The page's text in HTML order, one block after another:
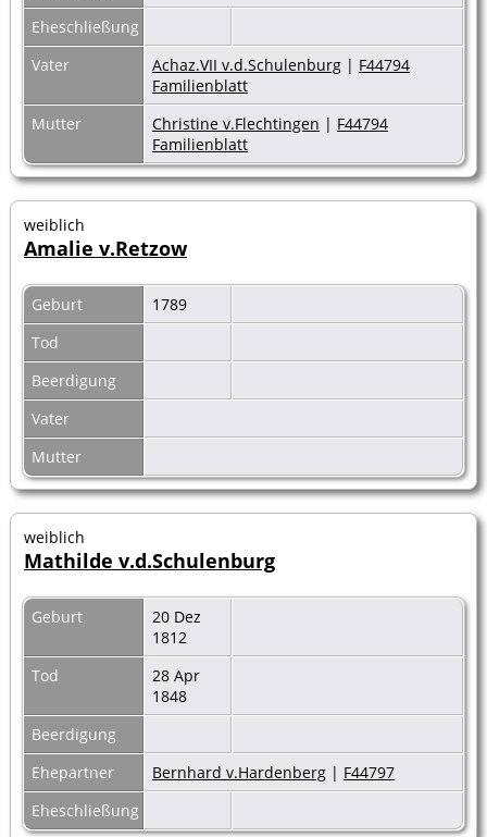
Eheschließung
Vater
Achaz.VII v.d.Schulenburg | F44794
Familienblatt
Mutter
Christine v.Flechtingen | F44794
Familienblatt
weiblich
Amalie v.Retzow
Geburt
1789
Tod
Beerdigung
Vater
Mutter
weiblich
Mathilde v.d.Schulenburg
Geburt
20 Dez
1812
Tod
28 Apr
1848
Beerdigung
Ehepartner
Bernhard v.Hardenberg | F44797
Eheschließung